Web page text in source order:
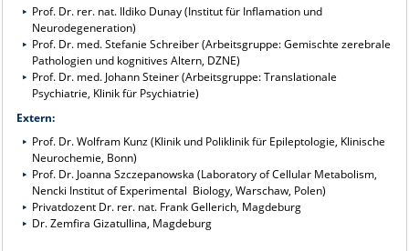
Prof. Dr. rer. nat. Ildiko Dunay (Institut für Inflamation und
Neurodegeneration)
Prof. Dr. med. Stefanie Schreiber (Arbeitsgruppe: Gemischte zerebrale
Pathologien und kognitives Altern, DZNE)
Prof. Dr. med. Johann Steiner (Arbeitsgruppe: Translationale
Psychiatrie, Klinik für Psychiatrie)
Extern:
Prof. Dr. Wolfram Kunz (Klinik und Poliklinik für Epileptologie, Klinische
Neurochemie, Bonn)
Prof. Dr. Joanna Szczepanowska (Laboratory of Cellular Metabolism,
Nencki Institut of Experimental Biology, Warschaw, Polen)
Privatdozent Dr. rer. nat. Frank Gellerich, Magdeburg
Dr. Zemfira Gizatullina, Magdeburg